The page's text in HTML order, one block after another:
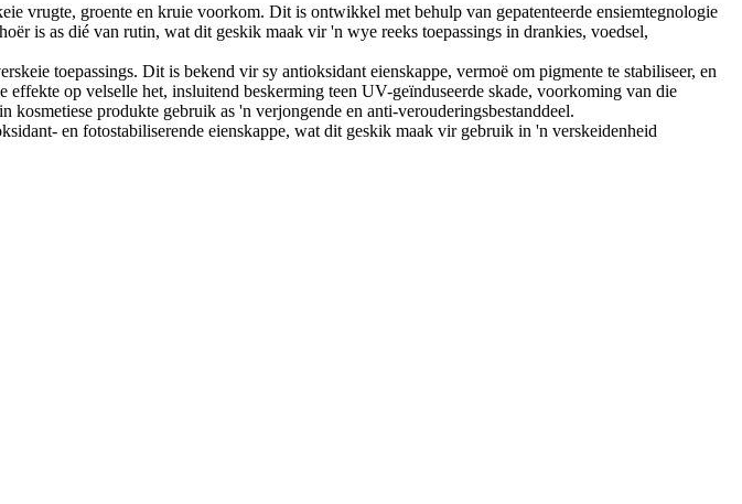
vrugte, groente en kruie voorkom. Dit is ontwikkel met behulp van gepatenteerde ensiemtegnologie
is as dié van rutin, wat dit geskik maak vir 'n wye reeks toepassings in drankies, voedsel,
toepassings. Dit is bekend vir sy antioksidant eienskappe, vermoë om pigmente te stabiliseer, en
op velselle het, insluitend beskerming teen UV-geïnduseerde skade, voorkoming van die
produkte gebruik as 'n verjongende en anti-verouderingsbestanddeel.
en fotostabiliserende eienskappe, wat dit geskik maak vir gebruik in 'n verskeidenheid